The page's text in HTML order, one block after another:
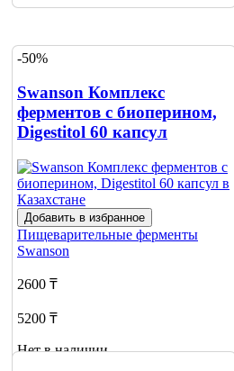
-50%
Swanson Комплекс
ферментов с биоперином,
Digestitol 60 капсул
Добавить в избранное
Пищеварительные ферменты
Swanson
2600 ₸
5200 ₸
Нет в наличии